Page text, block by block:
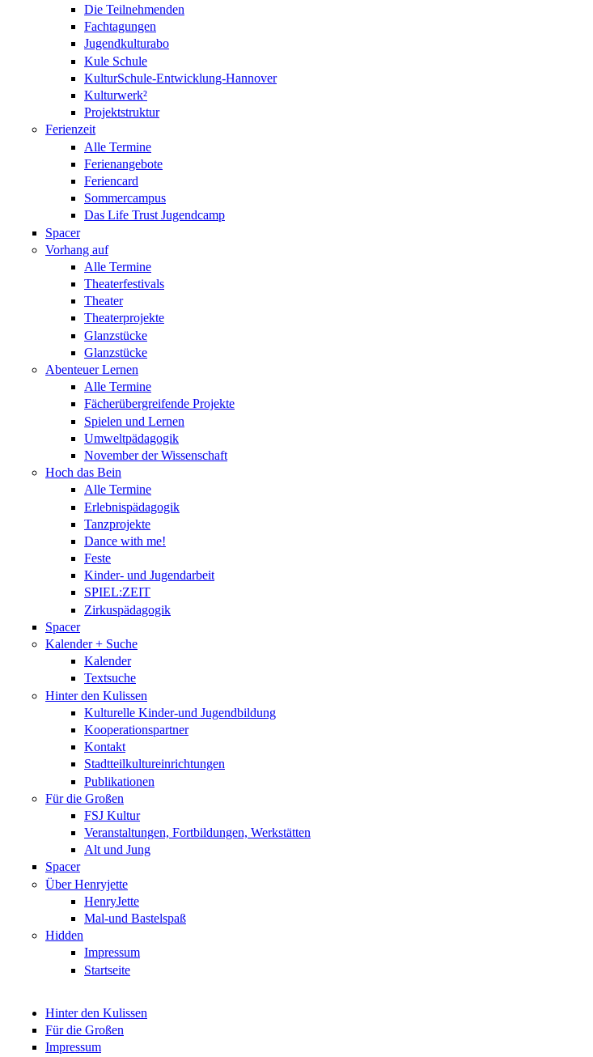
Die Teilnehmenden
Fachtagungen
Jugendkulturabo
Kule Schule
KulturSchule-Entwicklung-Hannover
Kulturwerk²
Projektstruktur
Ferienzeit
Alle Termine
Ferienangebote
Feriencard
Sommercampus
Das Life Trust Jugendcamp
Spacer
Vorhang auf
Alle Termine
Theaterfestivals
Theater
Theaterprojekte
Glanzstücke
Glanzstücke
Abenteuer Lernen
Alle Termine
Fächerübergreifende Projekte
Spielen und Lernen
Umweltpädagogik
November der Wissenschaft
Hoch das Bein
Alle Termine
Erlebnispädagogik
Tanzprojekte
Dance with me!
Feste
Kinder- und Jugendarbeit
SPIEL:ZEIT
Zirkuspädagogik
Spacer
Kalender + Suche
Kalender
Textsuche
Hinter den Kulissen
Kulturelle Kinder-und Jugendbildung
Kooperationspartner
Kontakt
Stadtteilkultureinrichtungen
Publikationen
Für die Großen
FSJ Kultur
Veranstaltungen, Fortbildungen, Werkstätten
Alt und Jung
Spacer
Über Henryjette
HenryJette
Mal-und Bastelspaß
Hidden
Impressum
Startseite
Hinter den Kulissen
Für die Großen
Impressum